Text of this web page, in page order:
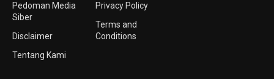
Pedoman Media
Siber
Disclaimer
Tentang Kami
Privacy Policy
Terms and
Conditions